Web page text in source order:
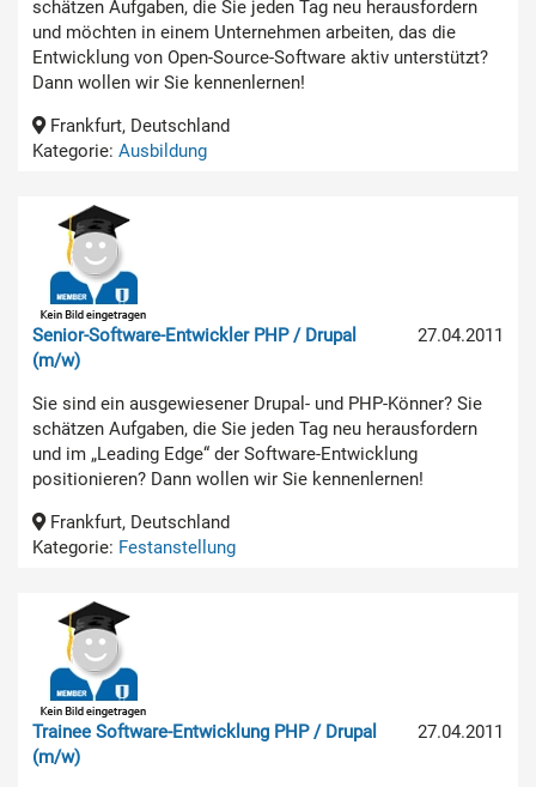
schätzen Aufgaben, die Sie jeden Tag neu herausfordern
und möchten in einem Unternehmen arbeiten, das die
Entwicklung von Open-Source-Software aktiv unterstützt?
Dann wollen wir Sie kennenlernen!
Frankfurt, Deutschland
Kategorie: Ausbildung
27.04.2011
Senior-Software-Entwickler PHP / Drupal
(m/w)
Sie sind ein ausgewiesener Drupal- und PHP-Könner? Sie
schätzen Aufgaben, die Sie jeden Tag neu herausfordern
und im „Leading Edge“ der Software-Entwicklung
positionieren? Dann wollen wir Sie kennenlernen!
Frankfurt, Deutschland
Kategorie: Festanstellung
27.04.2011
Trainee Software-Entwicklung PHP / Drupal
(m/w)